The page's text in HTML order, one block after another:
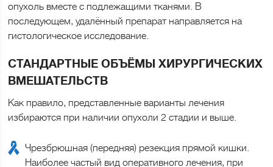
опухоль вместе с подлежащими тканями. В
последующем, удалённый препарат направляется на
гистологическое исследование.
СТАНДАРТНЫЕ ОБЪЁМЫ ХИРУРГИЧЕСКИХ
ВМЕШАТЕЛЬСТВ
Как правило, представленные варианты лечения
избираются при наличии опухоли 2 стадии и выше.
Чрезбрюшная (передняя) резекция прямой кишки.
Наиболее частый вид оперативного лечения, при